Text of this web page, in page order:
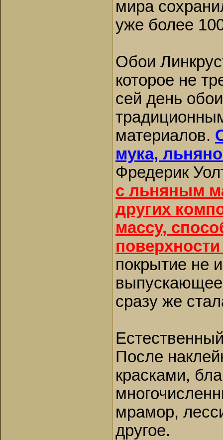
мира
уже более
Обои
которое не
сей день
материалов.
мука,
Фредерик
с льняным
других
массу,
покрытие не
сразу же
После
красками,
мрамор,
другое.